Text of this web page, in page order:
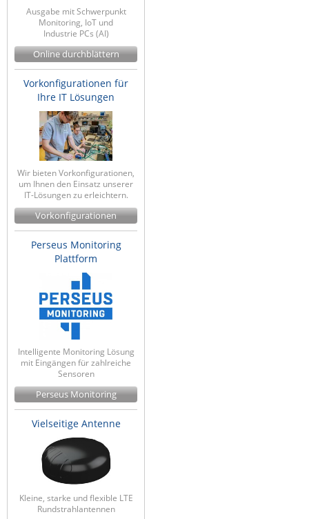
Ausgabe mit Schwerpunkt
Monitoring, IoT und
Industrie PCs (AI)
Online durchblättern
Vorkonfigurationen für
Ihre IT Lösungen
Wir bieten Vorkonfigurationen,
um Ihnen den Einsatz unserer
IT-Lösungen zu erleichtern.
Vorkonfigurationen
Perseus Monitoring
Plattform
Intelligente Monitoring Lösung
mit Eingängen für zahlreiche
Sensoren
Perseus Monitoring
Vielseitige Antenne
Kleine, starke und flexible LTE
Rundstrahlantennen